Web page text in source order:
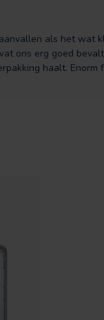
als het wat
ons erg goed
haalt.